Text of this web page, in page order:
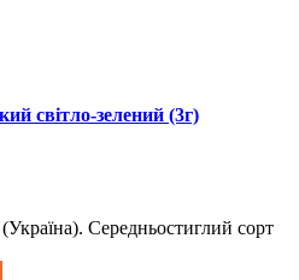
світло-зелений (3г)
Середньостиглий сорт